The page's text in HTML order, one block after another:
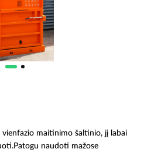
maitinimo šaltinio, jį labai
naudoti mažose